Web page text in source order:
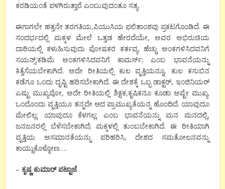
ಕರಡಿಯಂತೆ ಪಳಗಿರುತ್ತಾರೆ ಎಂಬುವುದಂತೂ ಸತ್ಯ.
ಈಗಾಗಲೇ ಹತ್ತನೇ ತರಗತಿಯ,ಪಿಯುಸಿಯ ಫಲಿತಾಂಶವು ಪ್ರಕಟಗೊಂಡಿದೆ. ಈ
ಸಂದರ್ಭದಲ್ಲಿ ಮಕ್ಕಳ ಮೇಲೆ ಒತ್ತಡ ಹೇರದೆಯೇ, ಅವರ ಅಭಿರುಚಿಯ
ದಾರಿಯಲ್ಲಿ ಕಳುಹಿಸುವುದು ಪೋಷಕರ ಕರ್ತವ್ಯ. ಹೆಚ್ಚು ಅಂಕಗಳಿಸಿದವನಿಗೆ
ಸಯನ್ಸ್;ಕಡಿಮೆ ಅಂಕಗಳಿಸಿದವನಿಗೆ ಕಾಮರ್ಸ್; ಎಂಬ ಭಾವನೆಯನ್ನು
ಕಿತ್ತೆಸೆಯಬೇಕಾಗಿದೆ. ಅದೇ ರೀತಿಯಲ್ಲಿ ಕುಲ ವೃತ್ತಿಯನ್ನೂ, ಕುಲ ಕಸುಬಿನ
ಕಡೆಗೂ ಒಂದು ದೃಷ್ಟಿ ಹರಿಸಬೇಕಾಗಿದೆ. ಈ ದೇಶಕ್ಕೆ ಒಬ್ಬ ಡಾಕ್ಟರ್, ಇಂಜಿನಿಯರ್
ಎಷ್ಟು ಮುಖ್ಯವೋ, ಅದೇ ರೀತಿಯಲ್ಲಿ ಶಿಕ್ಷಕ,ಕೃಷಿಕನೂ ಕೂಡಾ ಅಷ್ಟೇ ಮುಖ್ಯ.
ಒಂದೊಂದು ವೃತ್ತಿಯೂ ತನ್ನದೇ ಆದ ಪ್ರಾಮುಖ್ಯತೆಯನ್ನ ಹೊಂದಿದೆ. ಯಾವುದೂ
ಮೇಲಿಲ್ಲ; ಯಾವುದೂ ಕೆಳಗಲ್ಲ; ಎಂಬ ಭಾವನೆಯನ್ನು ಮನ ಮನದಲ್ಲಿ,
ಜನಜನರಲ್ಲಿ ಬೆಳೆಸಬೇಕಾಗಿದೆ; ಮಕ್ಕಳಲ್ಲಿ ತುಂಬಬೇಕಾಗಿದೆ. ಈ ರೀತಿಯಾಗಿ
ವೃತ್ತಿಯ ಅಸಮಾನತೆಯನ್ನು ಪರಿಹರಿಸಿ, ದೇಶದ ಸಮತೋಲನವನ್ನು
ಕಾಯ್ದುಕೊಳ್ಳೋಣ….
–ಕೃಷ್ಣ ಕುಮಾರ್ ಪಟ್ಟಾಜೆ